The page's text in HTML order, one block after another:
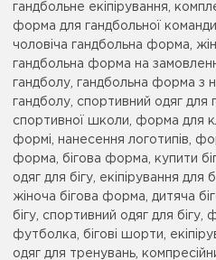
гандбольне екіпірування,
форма для гандбольної
чоловіча гандбольна форма,
гандбольна форма на
гандболу, гандбольна форма з
гандболу, спортивний одяг для
спортивної школи, форма для
формі, нанесення логотипів,
форма, бігова форма, купити
одяг для бігу, екіпірування для
жіноча бігова форма, дитяча
бігу, спортивний одяг для
футболка, бігові шорти,
одяг для тренувань,